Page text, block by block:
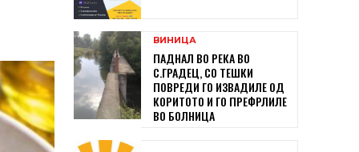
ВИНИЦА
ПАДНАЛ ВО РЕКА ВО
С.ГРАДЕЦ, СО ТЕШКИ
ПОВРЕДИ ГО ИЗВАДИЛЕ ОД
КОРИТОТО И ГО ПРЕФРЛИЛЕ
ВО БОЛНИЦА